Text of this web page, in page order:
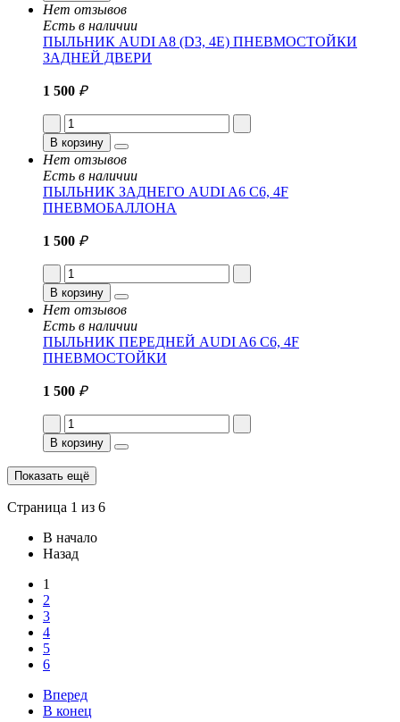
Нет отзывов
Есть в наличии
ПЫЛЬНИК AUDI A8 (D3, 4E) ПНЕВМОСТОЙКИ
ЗАДНЕЙ ДВЕРИ
1 500 ₽
В корзину
Нет отзывов
Есть в наличии
ПЫЛЬНИК ЗАДНЕГО AUDI A6 C6, 4F
ПНЕВМОБАЛЛОНА
1 500 ₽
В корзину
Нет отзывов
Есть в наличии
ПЫЛЬНИК ПЕРЕДНЕЙ AUDI A6 C6, 4F
ПНЕВМОСТОЙКИ
1 500 ₽
В корзину
Показать ещё
Страница 1 из 6
В начало
Назад
1
2
3
4
5
6
Вперед
В конец